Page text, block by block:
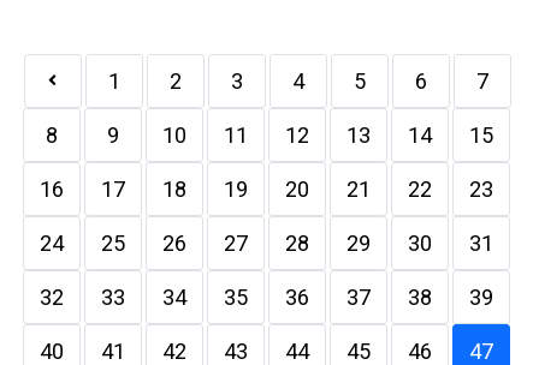
1 2 3 4 5 6 7
8 9 10 11 12 13 14 15
16 17 18 19 20 21 22 23
24 25 26 27 28 29 30 31
32 33 34 35 36 37 38 39
40 41 42 43 44 45 46 47